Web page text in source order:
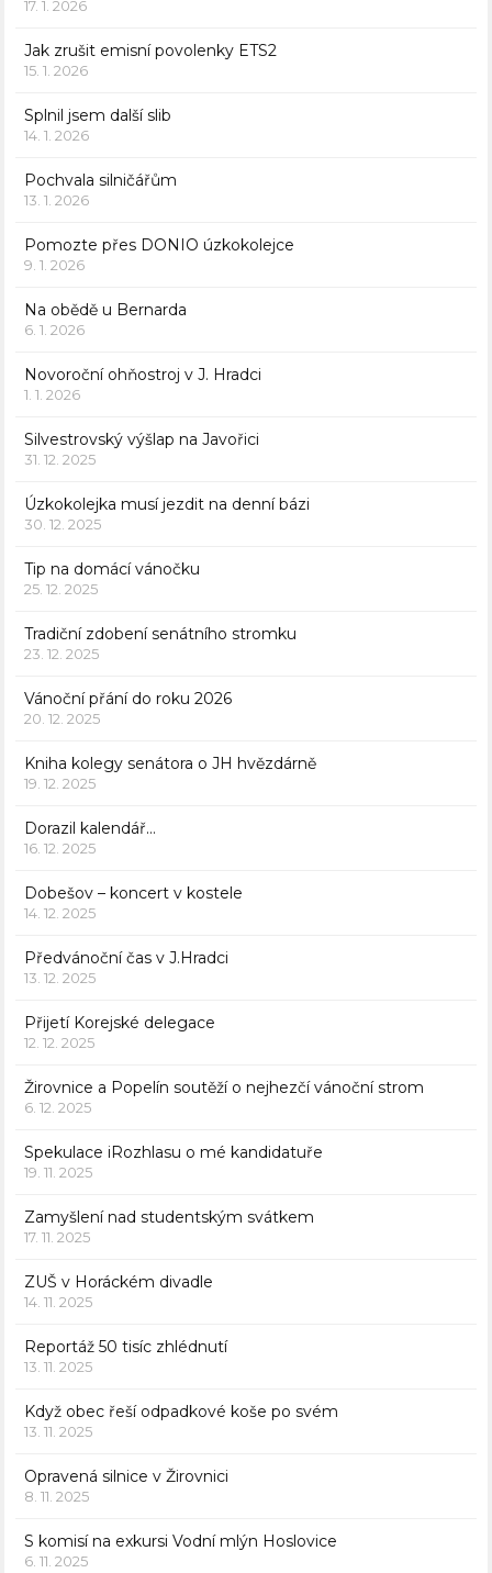
17. 1. 2026
Jak zrušit emisní povolenky ETS2
15. 1. 2026
Splnil jsem další slib
14. 1. 2026
Pochvala silničářům
13. 1. 2026
Pomozte přes DONIO úzkokolejce
9. 1. 2026
Na obědě u Bernarda
6. 1. 2026
Novoroční ohňostroj v J. Hradci
1. 1. 2026
Silvestrovský výšlap na Javořici
31. 12. 2025
Úzkokolejka musí jezdit na denní bázi
30. 12. 2025
Tip na domácí vánočku
25. 12. 2025
Tradiční zdobení senátního stromku
23. 12. 2025
Vánoční přání do roku 2026
20. 12. 2025
Kniha kolegy senátora o JH hvězdárně
19. 12. 2025
Dorazil kalendář…
16. 12. 2025
Dobešov – koncert v kostele
14. 12. 2025
Předvánoční čas v J.Hradci
13. 12. 2025
Přijetí Korejské delegace
12. 12. 2025
Žirovnice a Popelín soutěží o nejhezčí vánoční strom
6. 12. 2025
Spekulace iRozhlasu o mé kandidatuře
19. 11. 2025
Zamyšlení nad studentským svátkem
17. 11. 2025
ZUŠ v Horáckém divadle
14. 11. 2025
Reportáž 50 tisíc zhlédnutí
13. 11. 2025
Když obec řeší odpadkové koše po svém
13. 11. 2025
Opravená silnice v Žirovnici
8. 11. 2025
S komisí na exkursi Vodní mlýn Hoslovice
6. 11. 2025